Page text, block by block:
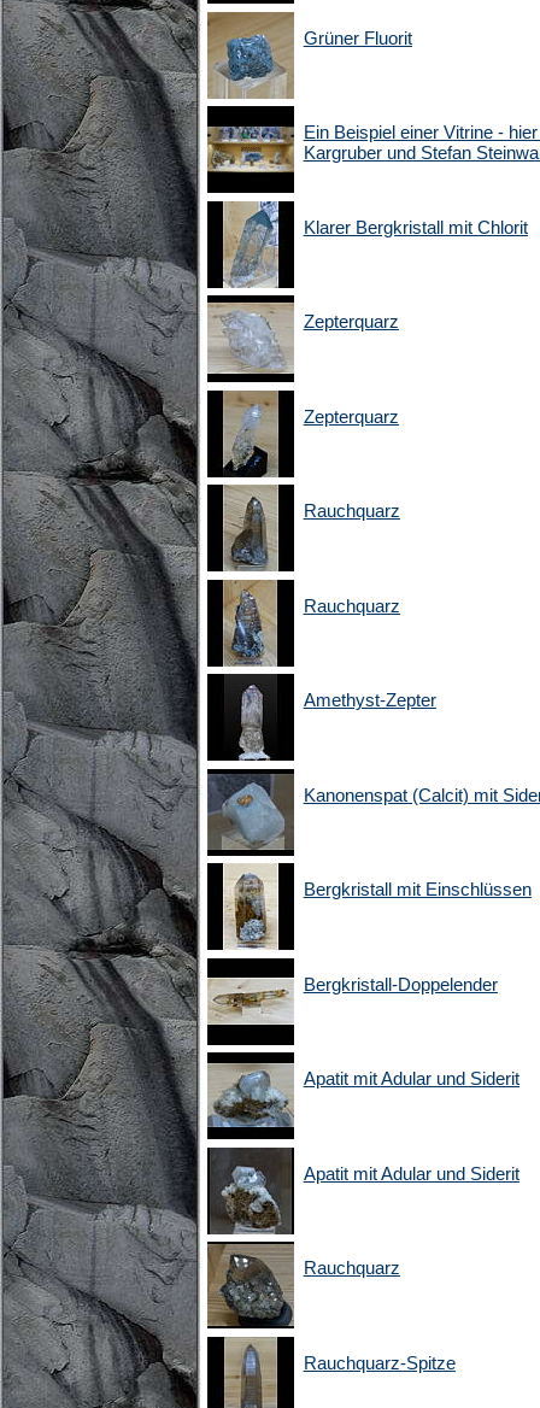
Grüner Fluorit
Ein Beispiel einer Vitrine -
Kargruber und Stefan
Klarer Bergkristall mit Chlorit
Zepterquarz
Zepterquarz
Rauchquarz
Rauchquarz
Amethyst-Zepter
Kanonenspat (Calcit) mit
Bergkristall mit Einschlüssen
Bergkristall-Doppelender
Apatit mit Adular und Siderit
Apatit mit Adular und Siderit
Rauchquarz
Rauchquarz-Spitze